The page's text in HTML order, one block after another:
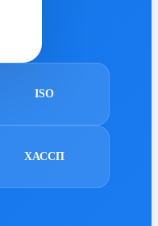
ISO
ХАССП